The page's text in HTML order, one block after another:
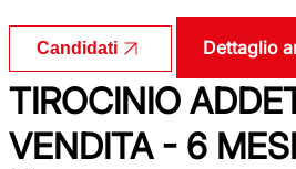
Candidati Dettaglio
TIROCINIO
VENDITA - 6 MESI